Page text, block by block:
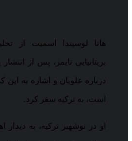
هانا لوسیندا اسمیت از
بریتانیایی تایمز، پس از انتشار
درباره علویان و اشاره به این
است، به ترکیه سفر کرد.
او در نوشهیر ترکیه، به دیدار